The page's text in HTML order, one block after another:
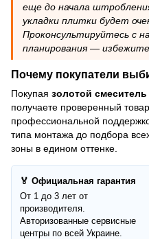
еще до начала
укладки плитки будет
Проконсультируйтесь с
планирования —
Почему покупатели
Покупая золотой
получаете проверенный
профессиональной
типа монтажа до подбора
зоны в едином оттенке.
🏅 Официальная гарантия
От 1 до 3 лет от
производителя.
Авторизованные сервисные
центры по всей Украине.